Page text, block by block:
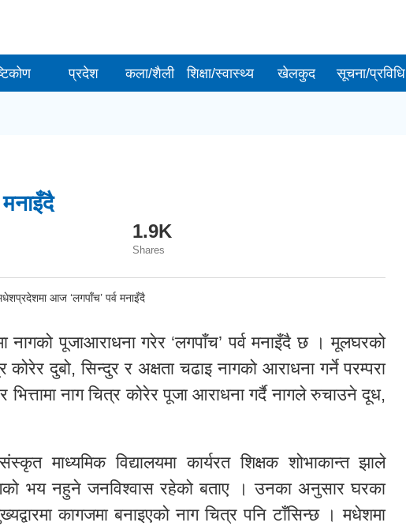
प्रदेश कला/शैली शिक्षा/स्वास्थ्य खेलकुद सूचना/प्रविधि
1.9K
Shares
नागको पूजाआराधना गरेर ‘लगपाँच’ पर्व मनाइँदै छ । मूलघरको
कोरेर दुबो, सिन्दुर र अक्षता चढाइ नागको आराधना गर्ने परम्परा
नाग चित्र कोरेर पूजा आराधना गर्दै नागले रुचाउने दूध,
माध्यमिक विद्यालयमा कार्यरत शिक्षक शोभाकान्त झाले
भय नहुने जनविश्वास रहेको बताए । उनका अनुसार घरका
कागजमा बनाइएको नाग चित्र पनि टाँसिन्छ । मधेशमा